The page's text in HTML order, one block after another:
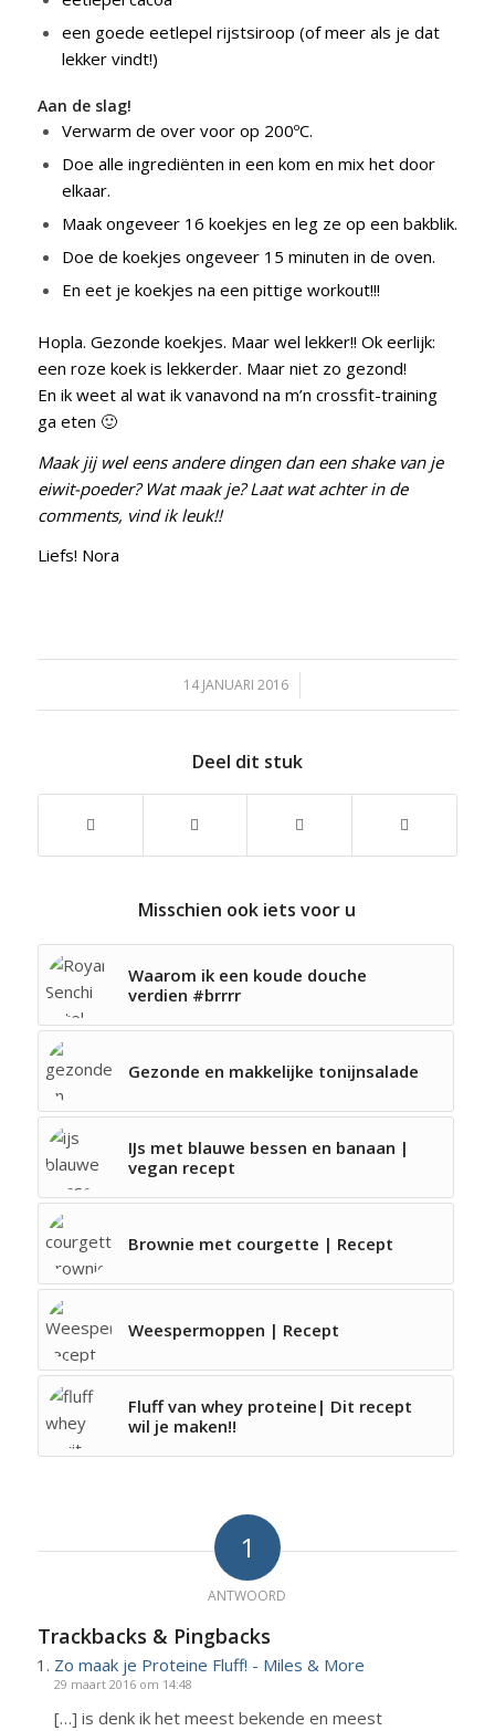
een goede eetlepel rijstsiroop (of meer als je dat
lekker vindt!)
Aan de slag!
Verwarm de over voor op 200ºC.
Doe alle ingrediënten in een kom en mix het door
elkaar.
Maak ongeveer 16 koekjes en leg ze op een bakblik.
Doe de koekjes ongeveer 15 minuten in de oven.
En eet je koekjes na een pittige workout!!!
Hopla. Gezonde koekjes. Maar wel lekker!! Ok eerlijk:
een roze koek is lekkerder. Maar niet zo gezond!
En ik weet al wat ik vanavond na m’n crossfit-training
ga eten 🙂
Maak jij wel eens andere dingen dan een shake van je
eiwit-poeder? Wat maak je? Laat wat achter in de
comments, vind ik leuk!!
Liefs! Nora
14 JANUARI 2016
/
Deel dit stuk
Misschien ook iets voor u
Waarom ik een koude douche
verdien #brrrr
Gezonde en makkelijke tonijnsalade
IJs met blauwe bessen en banaan |
vegan recept
Brownie met courgette | Recept
Weespermoppen | Recept
Fluff van whey proteine| Dit recept
wil je maken!!
1
ANTWOORD
Trackbacks & Pingbacks
Zo maak je Proteine Fluff! - Miles & More
29 maart 2016 om 14:48
[…] is denk ik het meest bekende en meest